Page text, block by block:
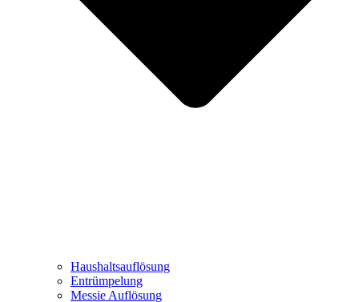
Haushaltsauflösung
Entrümpelung
Messie Auflösung